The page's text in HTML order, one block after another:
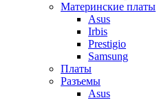
Материнские платы
Asus
Irbis
Prestigio
Samsung
Платы
Разъемы
Asus